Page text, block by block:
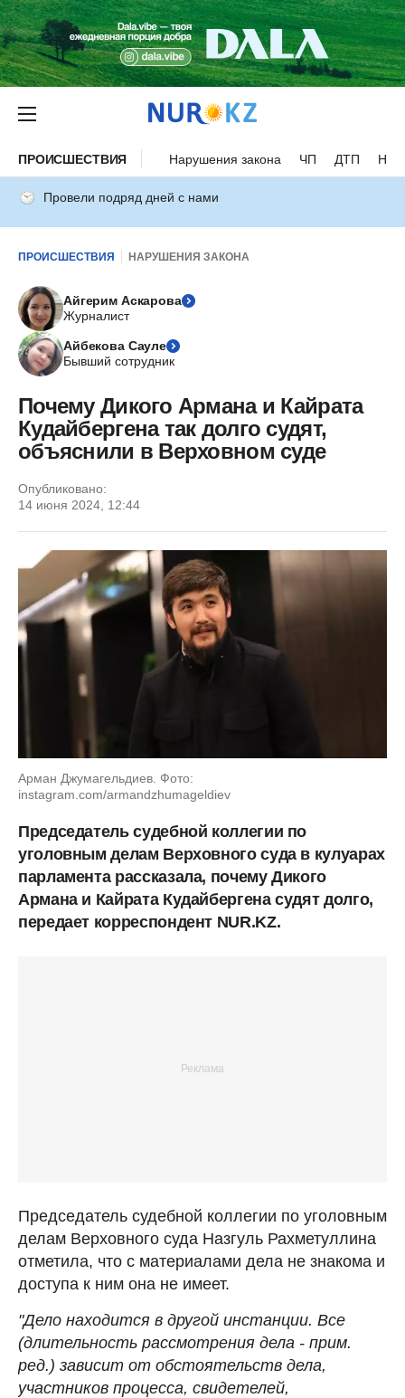
ПРОИСШЕСТВИЯ Нарушения закона ЧП ДТП
Провели подряд дней с нами
ПРОИСШЕСТВИЯ НАРУШЕНИЯ ЗАКОНА
Айгерим Аскарова
Журналист
Айбекова Сауле
Бывший сотрудник
Почему Дикого Армана и Кайрата
Кудайбергена так долго судят,
объяснили в Верховном суде
Опубликовано:
14 июня 2024, 12:44
Арман Джумагельдиев. Фото:
instagram.com/armandzhumageldiev
Председатель судебной коллегии по
уголовным делам Верховного суда в кулуарах
парламента рассказала, почему Дикого
Армана и Кайрата Кудайбергена судят долго,
передает корреспондент NUR.KZ.
Председатель судебной коллегии по уголовным
делам Верховного суда Назгуль Рахметуллина
отметила, что с материалами дела не знакома и
доступа к ним она не имеет.
"Дело находится в другой инстанции. Все
(длительность рассмотрения дела - прим.
ред.) зависит от обстоятельств дела,
участников процесса, свидетелей,